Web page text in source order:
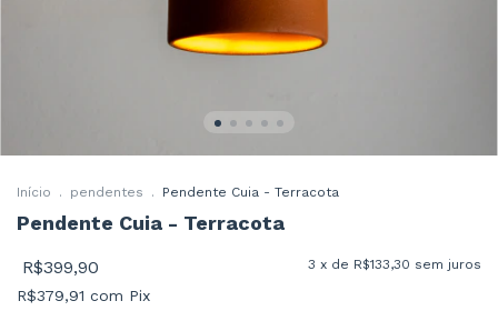
Início . pendentes . Pendente Cuia - Terracota
Pendente Cuia - Terracota
R$399,90 3 x de R$133,30 sem juros
R$379,91 com Pix